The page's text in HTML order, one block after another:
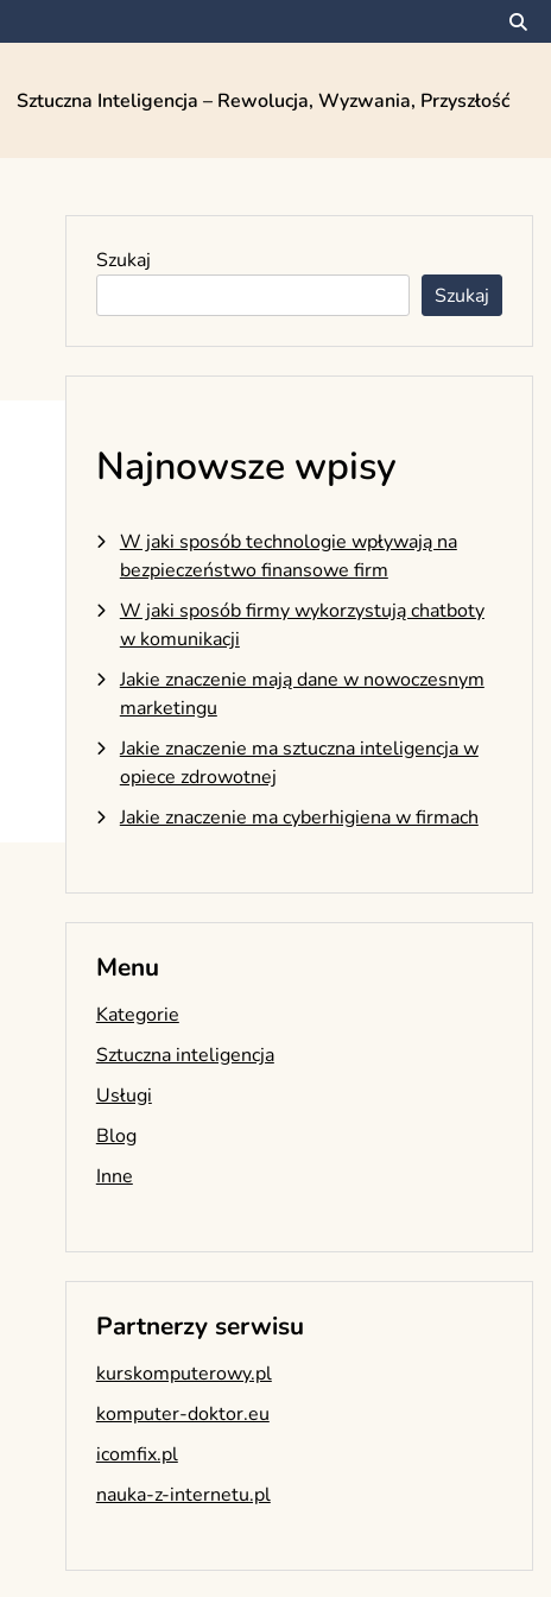
Sztuczna Inteligencja – Rewolucja, Wyzwania, Przyszłość
Szukaj
Szukaj
Najnowsze wpisy
W jaki sposób technologie wpływają na
bezpieczeństwo finansowe firm
W jaki sposób firmy wykorzystują chatboty
w komunikacji
Jakie znaczenie mają dane w nowoczesnym
marketingu
Jakie znaczenie ma sztuczna inteligencja w
opiece zdrowotnej
Jakie znaczenie ma cyberhigiena w firmach
Menu
Kategorie
Sztuczna inteligencja
Usługi
Blog
Inne
Partnerzy serwisu
kurskomputerowy.pl
komputer-doktor.eu
icomfix.pl
nauka-z-internetu.pl